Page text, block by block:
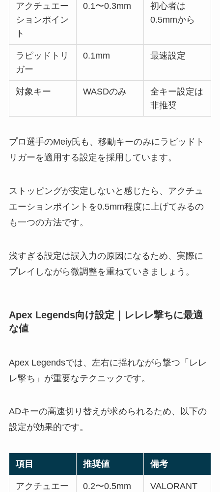
アクチュエー
ションポイン
ト
0.1〜0.3mm
初心者は
0.5mmから
ラピッドトリ
ガー
0.1mm 最速設定
対象キー WASDのみ
全キー設定は
非推奨
プロ選手のMeiy氏も、移動キーのみにラピッドト
リガーを適用する設定を採用しています。
ストッピングが安定しないと感じたら、アクチュ
エーションポイントを0.5mm程度に上げてみるの
も一つの方法です。
浅すぎる設定は誤入力の原因になるため、実際に
プレイしながら微調整を重ねていきましょう。
Apex Legends向け設定｜レレレ撃ちに最適
な値
Apex Legendsでは、左右に揺れながら撃つ「レレ
レ撃ち」が重要なテクニックです。
ADキーの高速切り替えが求められるため、以下の
設定が効果的です。
項目 推奨値 備考
アクチュエー
0.2〜0.5mm
VALORANT